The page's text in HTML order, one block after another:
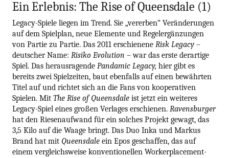
Ein Erlebnis: The Rise of Queensdale (1)
Legacy-Spiele liegen im Trend. Sie „vererben“ Veränderungen
auf dem Spielplan, neue Elemente und Regelergänzungen
von Partie zu Partie. Das 2011 erschienene Risk Legacy –
deutscher Name: Risiko Evolution – war das erste derartige
Spiel. Das herausragende Pandamic Legacy, hier gibt es
bereits zwei Spielzeiten, baut ebenfalls auf einen bewährten
Titel auf und richtet sich an die Fans von kooperativen
Spielen. Mit The Rise of Queensdale ist jetzt ein weiteres
Legacy-Spiel eines großen Verlages erschienen. Ravensburger
hat den Riesenaufwand für ein solches Projekt gewagt, das
3,5 Kilo auf die Waage bringt. Das Duo Inka und Markus
Brand hat mit Queensdale ein Epos geschaffen, das auf
einem vergleichsweise konventionellen Workerplacement-